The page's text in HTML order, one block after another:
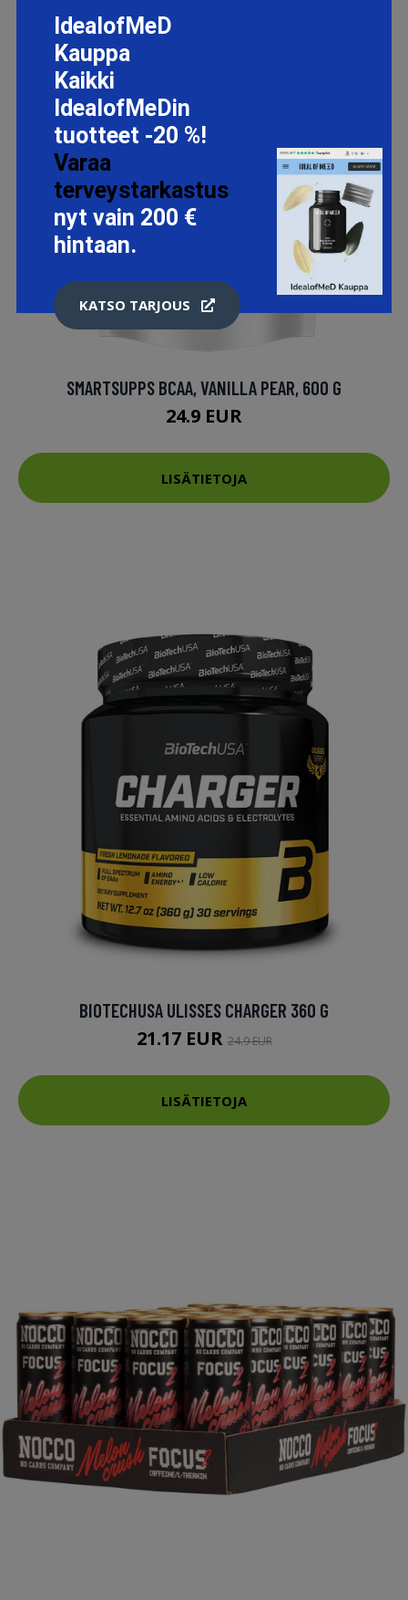
SMARTSUPPS BCAA, VANILLA PEAR, 600 G
24.9 EUR
LISÄTIETOJA
BIOTECHUSA ULISSES CHARGER 360 G
21.17 EUR24.9 EUR
LISÄTIETOJA
IdealofMeD
Kauppa
Kaikki
IdealofMeDin
tuotteet -20 %!
Varaa
terveystarkastus
nyt vain 200 €
hintaan.
KATSO TARJOUS